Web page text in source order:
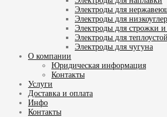
Электроды для
Электроды для
Электроды для строжки и
Электроды для
Электроды для чугуна
О компании
Юридическая информация
Контакты
Услуги
Доставка и оплата
Инфо
Контакты